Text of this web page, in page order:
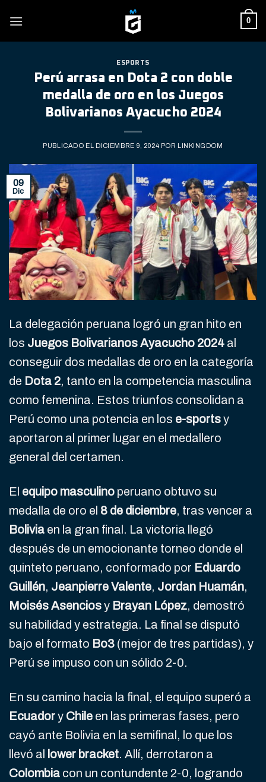
0
ESPORTS
Perú arrasa en Dota 2 con doble
medalla de oro en los Juegos
Bolivarianos Ayacucho 2024
PUBLICADO EL DICIEMBRE 9, 2024 POR LINKINGDOM
09
Dic
La delegación peruana logró un gran hito en
los Juegos Bolivarianos Ayacucho 2024 al
conseguir dos medallas de oro en la categoría
de Dota 2, tanto en la competencia masculina
como femenina. Estos triunfos consolidan a
Perú como una potencia en los e-sportsy
aportaron al primer lugar en el medallero
general del certamen.
El equipo masculino peruano obtuvo su
medalla de oro el 8 de diciembre, tras vencer a
Bolivia en la gran final. La victoria llegó
después de un emocionante torneo donde el
quinteto peruano, conformado por Eduardo
Guillén, Jeanpierre Valente, Jordan Huamán,
Moisés Asenciosy Brayan López, demostró
su habilidad y estrategia. La final se disputó
bajo el formato Bo3 (mejor de tres partidas), y
Perú se impuso con un sólido 2-0.
En su camino hacia la final, el equipo superó a
Ecuadory Chile en las primeras fases, pero
cayó ante Bolivia en la semifinal, lo que los
llevó al
lower bracket. Allí, derrotaron a
Colombia con un contundente 2-0, logrando